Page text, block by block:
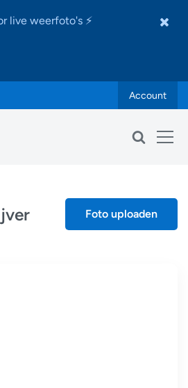
live weerfoto's ⚡
Account
Foto uploaden